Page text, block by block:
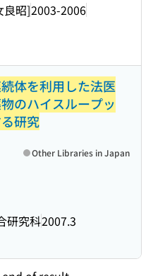
良昭]2003-2006
体を利用した法医
のハイスループッ
研究
研究科2007.3
Other Libraries in Japan